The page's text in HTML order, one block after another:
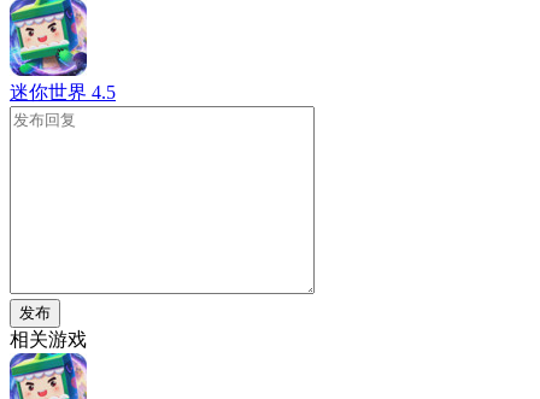
迷你世界 4.5
发布
相关游戏